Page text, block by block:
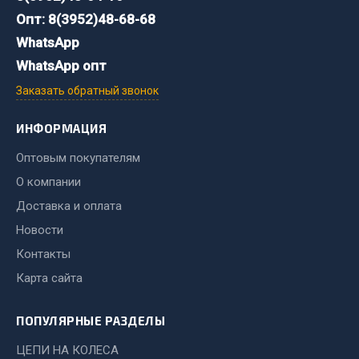
Весь раздел
Хозтовары
Горелки, баллоны, плитки газовые
Замки
Лестницы, стремянки
Товары для дома
Шиномонтаж
Опт: 8(3952)48-68-68
WhatsApp
WhatsApp опт
Заказать обратный звонок
ИНФОРМАЦИЯ
Оптовым покупателям
О компании
Доставка и оплата
Новости
Контакты
Карта сайта
ПОПУЛЯРНЫЕ РАЗДЕЛЫ
ЦЕПИ НА КОЛЕСА